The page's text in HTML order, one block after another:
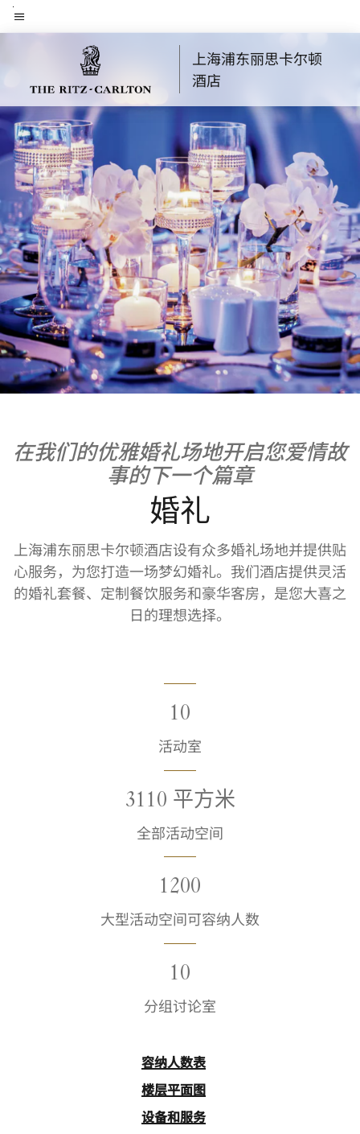
Skip
to菜单文本
上海浦东丽思卡尔顿
酒店
在我们的优雅婚礼场地开启您爱情故
事的下一个篇章
婚礼
上海浦东丽思卡尔顿酒店设有众多婚礼场地并提供贴
心服务，为您打造一场梦幻婚礼。我们酒店提供灵活
的婚礼套餐、定制餐饮服务和豪华客房，是您大喜之
日的理想选择。
10
活动室
3110 平方米
全部活动空间
1200
大型活动空间可容纳人数
10
分组讨论室
容纳人数表
楼层平面图
设备和服务